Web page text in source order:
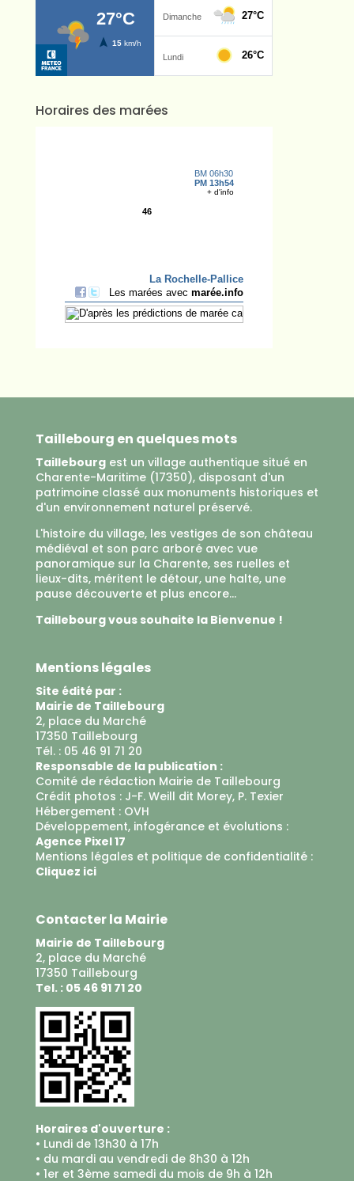
Horaires des marées
Taillebourg en quelques mots
Taillebourgest un village authentique situé en
Charente-Maritime (17350), disposant d'un
patrimoine classé aux monuments historiques et
d'un environnement naturel préservé.
L'histoire du village, les vestiges de son château
médiéval et son parc arboré avec vue
panoramique sur la Charente, ses ruelles et
lieux-dits, méritent le détour, une halte, une
pause découverte et plus encore...
Taillebourg vous souhaite la Bienvenue !
Mentions légales
Site édité par :
Mairie de Taillebourg
2, place du Marché
17350 Taillebourg
Tél. : 05 46 91 71 20
Responsable de la publication :
Comité de rédaction Mairie de Taillebourg
Crédit photos : J-F. Weill dit Morey, P. Texier
Hébergement : OVH
Développement, infogérance et évolutions :
Agence Pixel 17
Mentions légales et politique de confidentialité :
Cliquez ici
Contacter la Mairie
Mairie de Taillebourg
2, place du Marché
17350 Taillebourg
Tel. : 05 46 91 71 20
Horaires d'ouverture :
• Lundi de 13h30 à 17h
• du mardi au vendredi de 8h30 à 12h
• 1er et 3ème samedi du mois de 9h à 12h